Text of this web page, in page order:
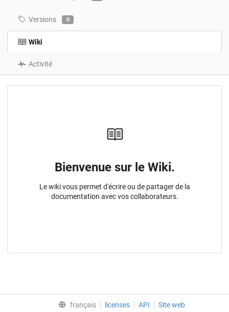
Versions 0
Wiki
Activité
Bienvenue sur le Wiki.
Le wiki vous permet d'écrire ou de partager de la
documentation avec vos collaborateurs.
français licenses API Site web